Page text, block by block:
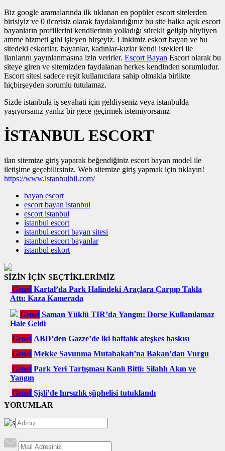
Biz google aramalarında ilk tıklanan en popüler escort sitelerden
birisiyiz ve 0 ücretsiz olarak faydalandığınız bu site halka açık escort
bayanların profillerini kendilerinin yolladığı sürekli gelişip büyüyen
amme hizmeti gibi işleyen birşeyiz. Linkimiz eskort bayan ve bu
sitedeki eskortlar, bayanlar, kadınlar-kızlar kendi istekleri ile
ilanlarını yayınlanmasına izin verirler. Escort Bayan Escort olarak bu
siteye giren ve sitemizden faydalanan herkes kendinden sorumludur.
Escort sitesi sadece reşit kullanıcılara sahip olmakla birlikte
hiçbirşeyden sorumlu tutulamaz.
Sizde istanbula iş seyahati için geldiyseniz veya istanbulda
yaşıyorsanız yanlız bir gece geçirmek istemiyorsanız
İSTANBUL ESCORT
ilan sitemize giriş yaparak beğendiğiniz escort bayan model ile
iletişime geçebilirsiniz. Web sitemize giriş yapmak için tıklayın!
https://www.istanbulbil.com/
bayan escort
escort bayan istanbul
escort istanbul
istanbul escort
istanbul escort bayan sitesi
istanbul escort bayanlar
istanbul eskort
SİZİN İÇİN SEÇTİKLERİMİZ
Genel Kartal’da Park Halindeki Araçlara Çarpıp Takla
Attı: Kaza Kamerada
Genel Saman Yüklü TIR’da Yangın: Dorse Kullanılamaz
Hale Geldi
Genel ABD’den Gazze’de iki haftalık ateşkes baskısı
Genel Mekke Savunma Mutabakatı’na Bakan’dan Vurgu
Genel Park Yeri Tartışması Kanlı Bitti: Silahlı Akın ve
Yangın
Genel Şişli’de hırsızlık şüphelisi tutuklandı
YORUMLAR